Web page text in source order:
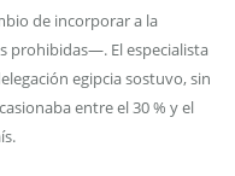
de incorporar a la
prohibidas—. El especialista
egipcia sostuvo, sin
entre el 30 % y el